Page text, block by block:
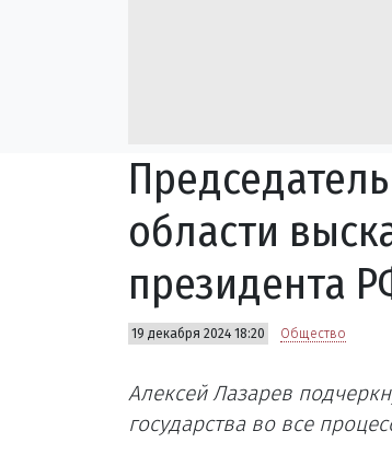
области
президента
19 декабря 2024 18:20 Общество
Алексей Лазарев
государства во все